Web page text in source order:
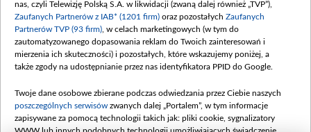
- Wiesz, że mnie nie oszukasz - Lucjan patrzy surowo
na dziewczynę. - I, Haniu, martwię się o ciebie…
- Zupełnie niepotrzebnie! Panuję nad sytuacją…
- Prowadząc samochód pod wpływem alkoholu?! Co ty
wygadujesz?!
Chwila słabości… czy poważny problem? Czy Hanka
odstawi w końcu alkohol? Czy zrozumie, że jej choroba
- choć skrzętnie ukrywana - jest równie groźna, jak
choroba ojca Uli? Odcinek numer 660. już w nabliższy
nas, czyli Telewizję Polską S.A. w likwidacji (zwaną dalej również „TVP”),
Zaufanych Partnerów z IAB* (1201 firm) oraz pozostałych Zaufanych
Partnerów TVP (93 firm) , w celach marketingowych (w tym do
zautomatyzowanego dopasowania reklam do Twoich zainteresowań i
mierzenia ich skuteczności) i pozostałych, które wskazujemy poniżej, a
także zgody na udostępnianie przez nas identyfikatora PPID do Google.
Twoje dane osobowe zbierane podczas odwiedzania przez Ciebie naszych
poszczególnych serwisów zwanych dalej „Portalem”, w tym informacje
zapisywane za pomocą technologii takich jak: pliki cookie, sygnalizatory